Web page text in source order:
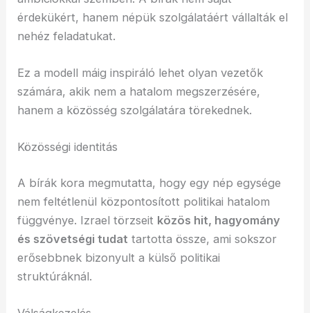
érdekükért, hanem népük szolgálatáért vállalták el
nehéz feladatukat.
Ez a modell máig inspiráló lehet olyan vezetők
számára, akik nem a hatalom megszerzésére,
hanem a közösség szolgálatára törekednek.
Közösségi identitás
A bírák kora megmutatta, hogy egy nép egysége
nem feltétlenül központosított politikai hatalom
függvénye. Izrael törzseit közös hit, hagyomány
és szövetségi tudat tartotta össze, ami sokszor
erősebbnek bizonyult a külső politikai
struktúráknál.